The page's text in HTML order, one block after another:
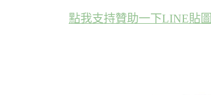
點我支持贊助一下LINE貼圖